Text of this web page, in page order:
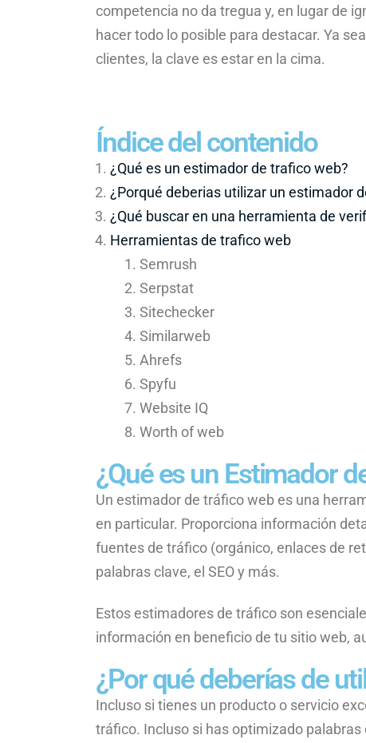
competencia no da tregua y, en lugar de
hacer todo lo posible para destacar. Ya
clientes, la clave es estar en la cima.
Índice del contenido
¿Qué es un estimador de trafico web?
¿Porqué deberias utilizar un estimador
¿Qué buscar en una herramienta de
Herramientas de trafico web
Semrush
Serpstat
Sitechecker
Similarweb
Ahrefs
Spyfu
Website IQ
Worth of web
¿Qué es un Estimador
Un estimador de tráfico web es una
en particular. Proporciona información
fuentes de tráfico (orgánico, enlaces de
palabras clave, el SEO y más.
Estos estimadores de tráfico son
información en beneficio de tu sitio web,
¿Por qué deberías de
Incluso si tienes un producto o servicio
tráfico. Incluso si has optimizado palabras